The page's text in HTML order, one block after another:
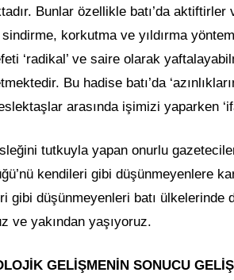
Bunlar özellikle batı’da
korkutma ve yıldırma
‘radikal’ ve saire olarak
Bu hadise batı’da
arasında işimizi yaparken
tutkuyla yapan onurlu
kendileri gibi düşünmeyenlere
gibi düşünmeyenleri batı ülkelerinde
ve yakından yaşıyoruz.
GELİŞMENİN SONUCU